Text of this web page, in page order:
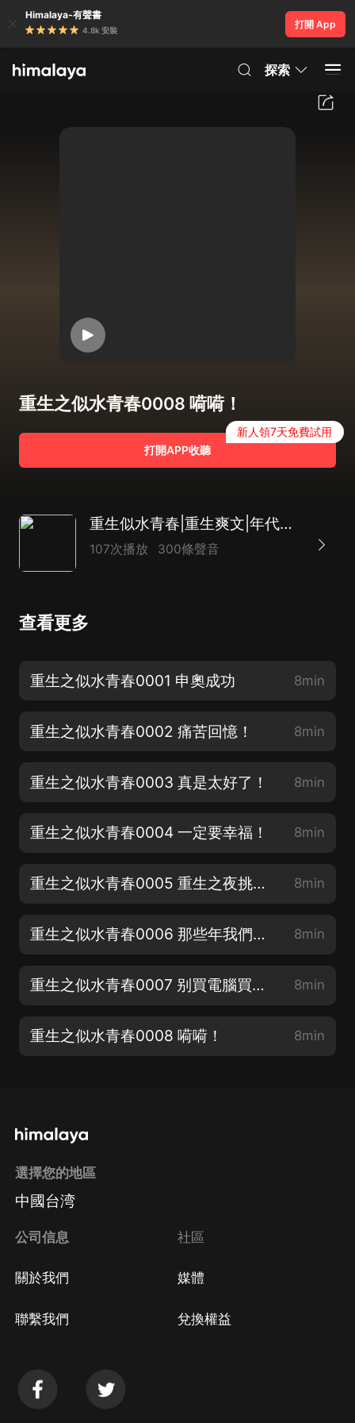
Himalaya-有聲書
4.8k 安裝
打開 App
探索
重生之似水青春0008 嗬嗬！
打開APP收聽
新人領7天免費試用
重生似水青春|重生爽文|年代文|魚人二代|多人有聲劇
107次播放 300條聲音
查看更多
重生之似水青春0001 申奧成功 8min
重生之似水青春0002 痛苦回憶！ 8min
重生之似水青春0003 真是太好了！ 8min
重生之似水青春0004 一定要幸福！ 8min
重生之似水青春0005 重生之夜挑燈夜戰！ 8min
重生之似水青春0006 那些年我們追過的校花 8min
重生之似水青春0007 别買電腦買房子 8min
重生之似水青春0008 嗬嗬！ 8min
選擇您的地區
中國台湾
公司信息
關於我們
聯繫我們
社區
媒體
兌換權益